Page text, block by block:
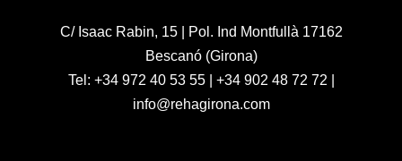
C/ Isaac Rabin, 15 | Pol. Ind Montfullà 17162
Bescanó (Girona)
Tel: +34 972 40 53 55| +34 902 48 72 72
info@rehagirona.com